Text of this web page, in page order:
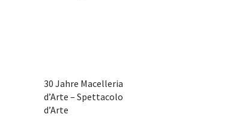
30 Jahre Macelleria
d’Arte – Spettacolo
d’Arte